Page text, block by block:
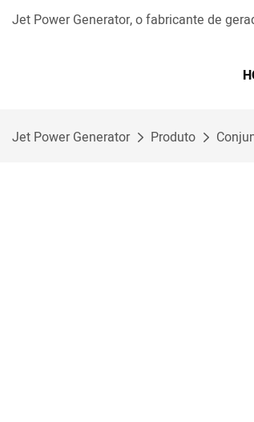
Jet Power Generator, o fabricante de
Jet Power Generator Produto